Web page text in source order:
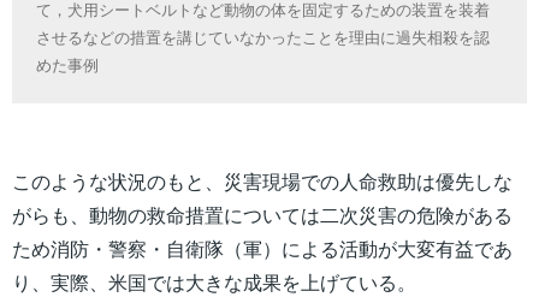
て，犬用シートベルトなど動物の体を固定するための装置を装着
させるなどの措置を講じていなかったことを理由に過失相殺を認
めた事例
このような状況のもと、災害現場での人命救助は優先しな
がらも、動物の救命措置については二次災害の危険がある
ため消防・警察・自衛隊（軍）による活動が大変有益であ
り、実際、米国では大きな成果を上げている。